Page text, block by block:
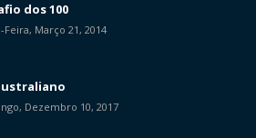
dos 100
Feira, Março 21, 2014
Dezembro 10, 2017